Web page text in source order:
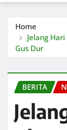
Home
Jelang
Gus Dur
BERITA